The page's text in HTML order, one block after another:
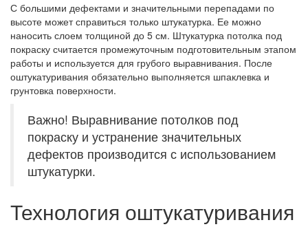
С большими дефектами и значительными перепадами по
высоте может справиться только штукатурка. Ее можно
наносить слоем толщиной до 5 см. Штукатурка потолка под
покраску считается промежуточным подготовительным этапом
работы и используется для грубого выравнивания. После
оштукатуривания обязательно выполняется шпаклевка и
грунтовка поверхности.
Важно! Выравнивание потолков под
покраску и устранение значительных
дефектов производится с использованием
штукатурки.
Технология оштукатуривания